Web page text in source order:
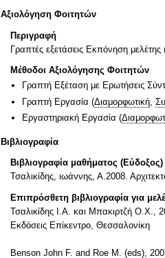
Αξιολόγηση Φοιτητών
Περιγραφή
Γραπτές εξετάσεις Εκπόνηση
Μέθοδοι Αξιολόγησης Φοιτητών
Γραπτή Εξέταση με Ερωτήσεις
Γραπτή Εργασία (Διαμορφωτική
Εργαστηριακή Εργασία (
Βιβλιογραφία
Βιβλιογραφία μαθήματος (Εύδοξος)
Τσαλικίδης, ιωάννης, Α.2008.
Επιπρόσθετη βιβλιογραφία για
Τσαλικίδης Ι.Α. και Μπακιρτζή Ο.Χ.,
Εκδόσεις Επίκεντρο, Θεσσαλονίκη
Benson John F. and Roe M. (eds),